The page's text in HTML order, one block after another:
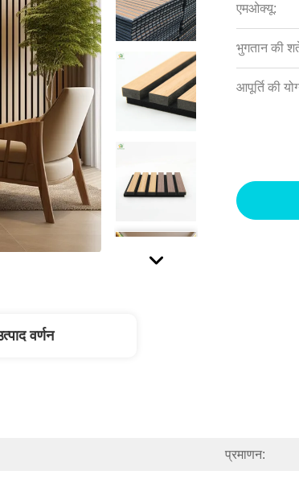
एमओक्यू:
भुगतान की
आपूर्ति की
वर्णन
प्रमाणन: